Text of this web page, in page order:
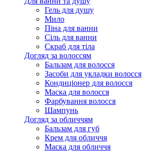
Гель для душу
Мило
Піна для ванни
Сіль для ванни
Скраб для тіла
Догляд за волоссям
Бальзам для волосся
Засоби для укладки волосся
Кондиціонер для волосся
Маска для волосся
Фарбування волосся
Шампунь
Догляд за обличчям
Бальзам для губ
Крем для обличчя
Маска для обличчя